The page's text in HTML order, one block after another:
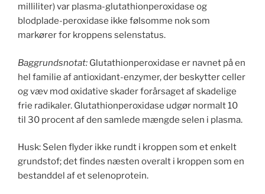
milliliter) var plasma-glutathionperoxidase og
blodplade-peroxidase ikke følsomme nok som
markører for kroppens selenstatus.
Baggrundsnotat: Glutathionperoxidase er navnet på en
hel familie af antioxidant-enzymer, der beskytter celler
og væv mod oxidative skader forårsaget af skadelige
frie radikaler. Glutathionperoxidase udgør normalt 10
til 30 procent af den samlede mængde selen i plasma.
Husk: Selen flyder ikke rundt i kroppen som et enkelt
grundstof; det findes næsten overalt i kroppen som en
bestanddel af et selenoprotein.